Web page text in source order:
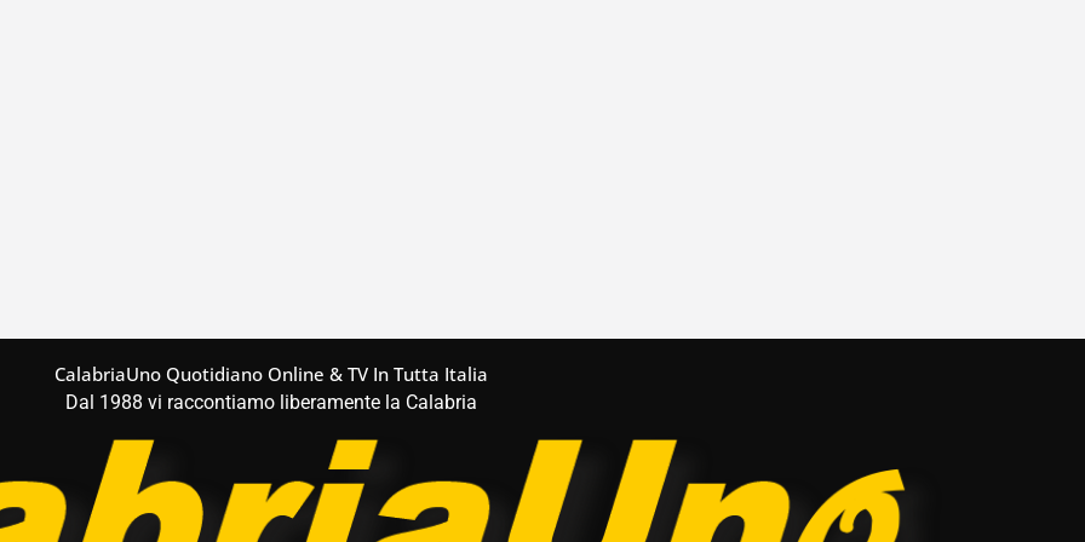
CalabriaUno Quotidiano Online & TV In Tutta Italia
Dal 1988 vi raccontiamo liberamente la Calabria